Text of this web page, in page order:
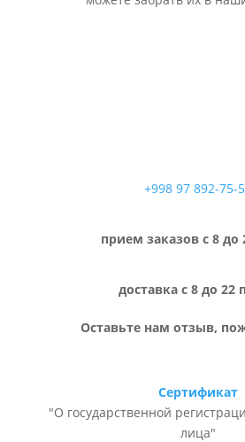
+998 97 892-75-
прием заказов с 8 до
доставка с 8 до 22
Оставьте нам отзыв,
Сертификат
"О государственной
лица"